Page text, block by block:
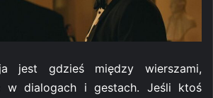
jest gdzieś między wierszami,
w dialogach i gestach. Jeśli ktoś